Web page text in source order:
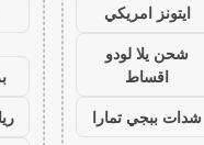
ايتونز امريكي
شحن يلا لودو
اقساط
شدات ببجي تمارا